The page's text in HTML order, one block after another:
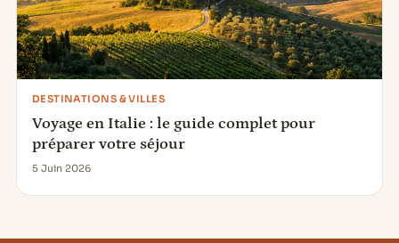
DESTINATIONS & VILLES
Voyage en Italie : le guide complet pour
préparer votre séjour
5 Juin 2026